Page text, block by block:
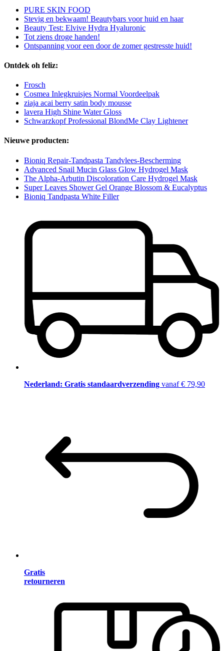
PURE SKIN FOOD
Stevig en bekwaam! Beautybars voor huid en haar
Beauty Test: Elvive Hydra Hyaluronic
Tot ziens droge handen!
Ontspanning voor een door de zomer gestresste huid!
Ontdek oh feliz:
Frosch
Cosmea Inlegkruisjes Normal Voordeelpak
ziaja acai berry satin body mousse
lavera High Shine Water Gloss
Schwarzkopf Professional BlondMe Clay Lightener
Nieuwe producten:
Bioniq Repair-Tandpasta Tandvlees-Bescherming
Advanced Snail Mucin Glass Glow Hydrogel Mask
The Alpha-Arbutin Discoloration Care Hydrogel Mask
Super Leaves Shower Gel Orange Blossom & Eucalyptus
Bioniq Tandpasta White Filler
Nederland: Gratis standaardverzending vanaf € 79,90
Gratis
retourneren